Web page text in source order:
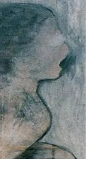
has de